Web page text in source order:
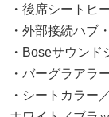
・後席シートヒ
・外部接続ハブ
・Boseサウン
・バーグラアラ
・シートカラー